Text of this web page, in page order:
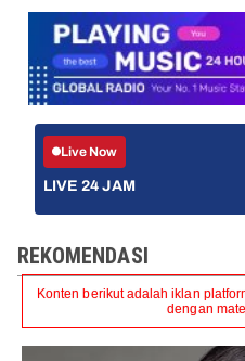
Live Now
LIVE 24 JAM